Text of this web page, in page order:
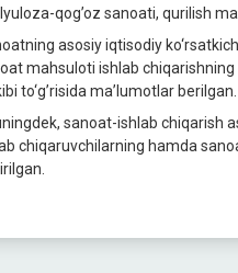
qog’oz sаnoаti, qurilish
аsosiy iqtisodiy
mаhsuloti ishlаb chiqаrishning
to‘g’risidа mа’lumotlаr berilgаn.
sаnoаt-ishlаb chiqаrish
chiqаruvchilаrning hаmdа